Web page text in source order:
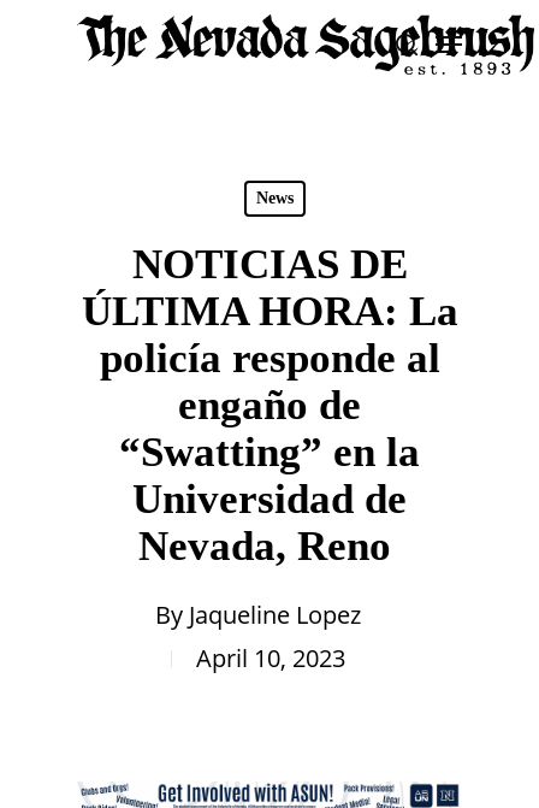
search
Menu
News
NOTICIAS DE
ÚLTIMA HORA: La
policía responde al
engaño de
“Swatting” en la
Universidad de
Nevada, Reno
By Jaqueline Lopez
April 10, 2023
Close